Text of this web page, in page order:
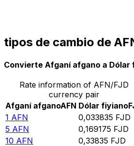
tipos de cambio de
Convierte Afganí afgano a Dólar
Rate information of AFN/FJD
currency pair
Afganí afganoAFN Dólar fiyiano
1 AFN 0,033835 FJD
5 AFN 0,169175 FJD
10 AFN 0,33835 FJD